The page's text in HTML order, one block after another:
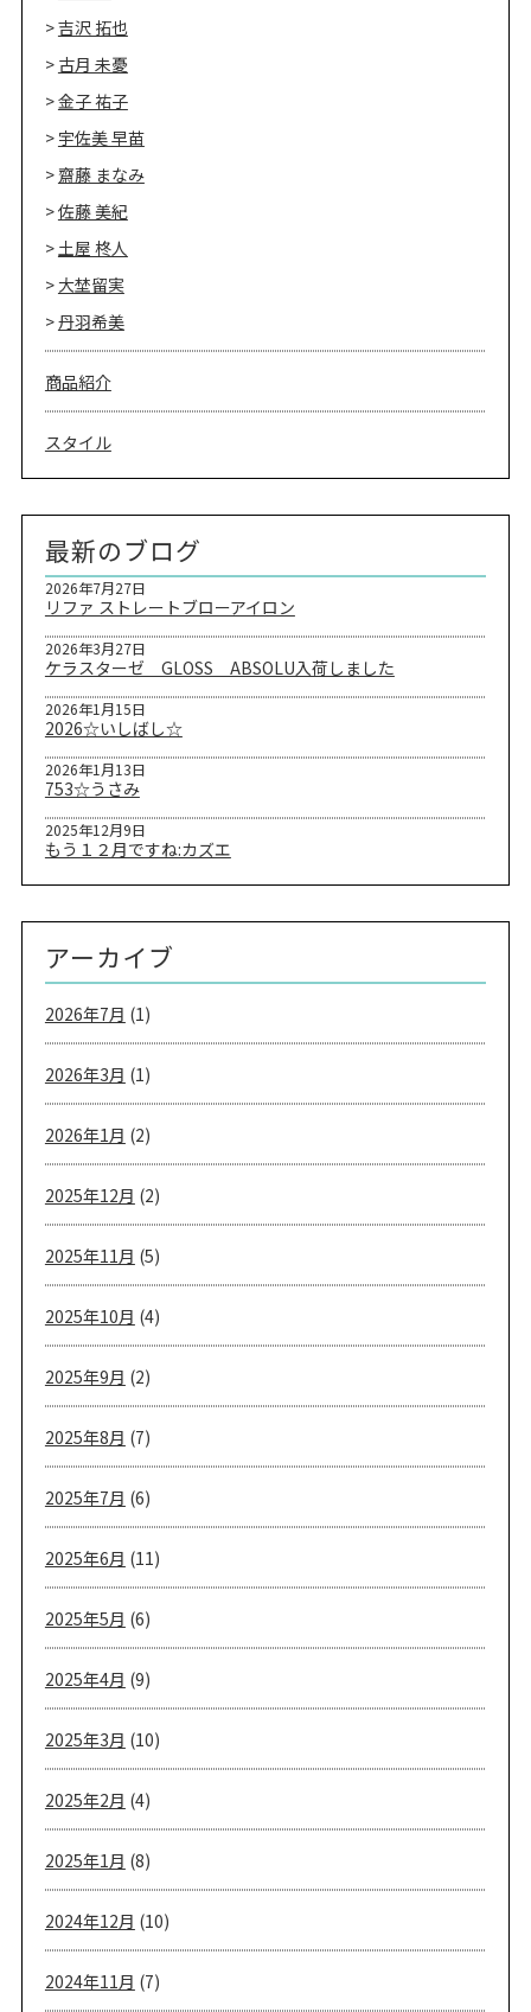
吉沢 拓也
古月 未憂
金子 祐子
宇佐美 早苗
齋藤 まなみ
佐藤 美紀
土屋 柊人
大埜留実
丹羽希美
商品紹介
スタイル
最新のブログ
リファ ストレートブローアイロン
2026年7月27日
ケラスターゼ GLOSS ABSOLU入荷しました
2026年3月27日
2026☆いしばし☆
2026年1月15日
753☆うさみ
2026年1月13日
もう１２月ですね:カズエ
2025年12月9日
アーカイブ
2026年7月 (1)
2026年3月 (1)
2026年1月 (2)
2025年12月 (2)
2025年11月 (5)
2025年10月 (4)
2025年9月 (2)
2025年8月 (7)
2025年7月 (6)
2025年6月 (11)
2025年5月 (6)
2025年4月 (9)
2025年3月 (10)
2025年2月 (4)
2025年1月 (8)
2024年12月 (10)
2024年11月 (7)